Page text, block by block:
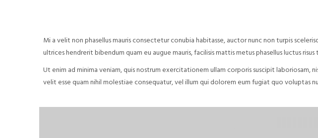
Mi a velit non phasellus mauris consectetur conubia habitasse, auctor nunc non turpis
ultrices hendrerit bibendum quam eu augue mauris, facilisis mattis metus phasellus luctus
Ut enim ad minima veniam, quis nostrum exercitationem ullam corporis suscipit
velit esse quam nihil molestiae consequatur, vel illum qui dolorem eum fugiat quo voluptas